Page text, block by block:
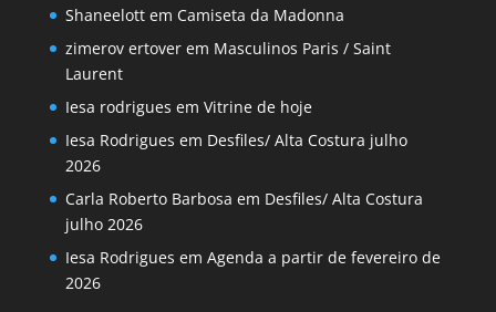
Shaneelottem Camiseta da Madonna
zimerov ertoverem Masculinos Paris / Saint
Laurent
Iesa rodrigues em Vitrine de hoje
Iesa Rodrigues em Desfiles/ Alta Costura julho
2026
Carla Roberto Barbosa em Desfiles/ Alta Costura
julho 2026
Iesa Rodrigues em Agenda a partir de fevereiro de
2026